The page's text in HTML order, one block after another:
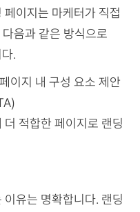
이지는 마케터가 직접
음과 같은 방식으로
.
이지 내 구성 요소 제안
적합한 페이지로 랜딩
유는 명확합니다. 랜딩